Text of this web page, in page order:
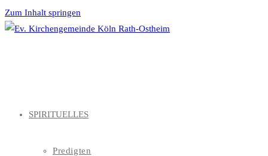
Zum Inhalt springen
SPIRITUELLES
Predigten